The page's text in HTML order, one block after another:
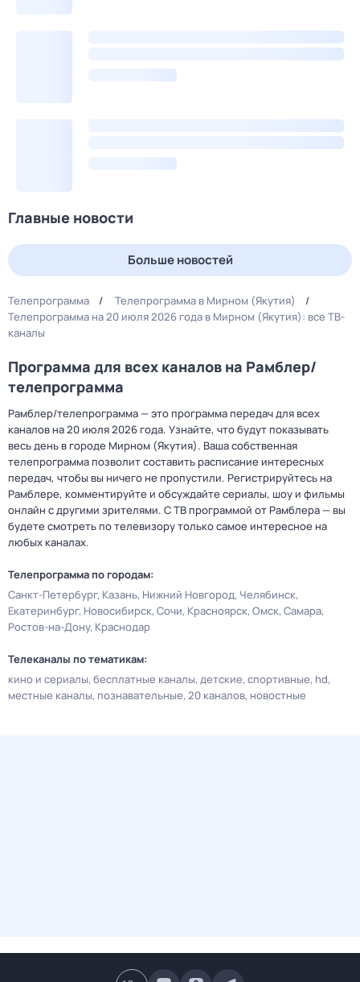
Главные новости
Больше новостей
Телепрограмма
Телепрограмма в Мирном (Якутия)
Телепрограмма на 20 июля 2026 года в Мирном (Якутия): все ТВ-
каналы
Программа для всех каналов на Рамблер/
телепрограмма
Рамблер/телепрограмма — это программа передач для всех
каналов на 20 июля 2026 года. Узнайте, что будут показывать
весь день в городе Мирном (Якутия). Ваша собственная
телепрограмма позволит составить расписание интересных
передач, чтобы вы ничего не пропустили. Регистрируйтесь на
Рамблере, комментируйте и обсуждайте сериалы, шоу и фильмы
онлайн с другими зрителями. С ТВ программой от Рамблера — вы
будете смотреть по телевизору только самое интересное на
любых каналах.
Телепрограмма по городам:
Санкт-Петербург Казань Нижний Новгород Челябинск
Екатеринбург Новосибирск Сочи Красноярск Омск Самара
Ростов-на-Дону Краснодар
Телеканалы по тематикам:
кино и сериалы бесплатные каналы детские спортивные hd
местные каналы познавательные 20 каналов новостные